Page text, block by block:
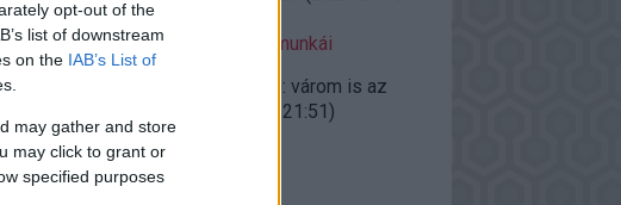
opt-out of the
list of downstream
on the IAB’s List of
may gather and store
may click to grant or
specified purposes
23:09)
Miyazaki kevésbé ismert munkái
@doomguard: várom is az
2020.10.27. 21:51)
A fiúk visszatérnek
Utolsó 20